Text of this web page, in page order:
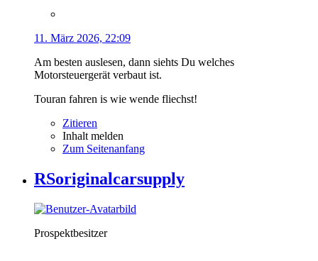
11. März 2026, 22:09
Am besten auslesen, dann siehts Du welches
Motorsteuergerät verbaut ist.
Touran fahren is wie wende fliechst!
Zitieren
Inhalt melden
Zum Seitenanfang
RSoriginalcarsupply
Prospektbesitzer